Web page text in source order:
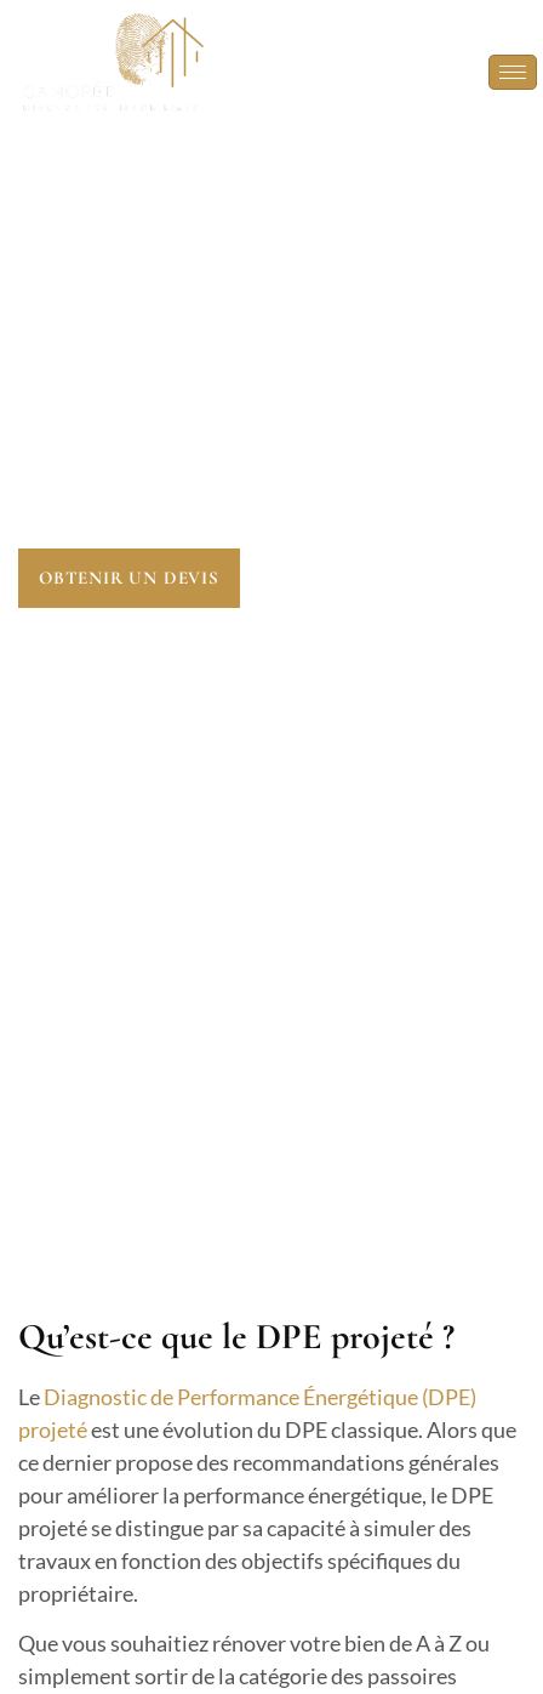
OBTENIR UN DEVIS
Qu’est-ce que le DPE projeté ?
LeDiagnostic de Performance Énergétique (DPE)
projetéest une évolution du DPE classique. Alors que
ce dernier propose des recommandations générales
pour améliorer la performance énergétique, le DPE
projeté se distingue par sa capacité à simuler des
travaux en fonction des objectifs spécifiques du
propriétaire.
Que vous souhaitiez rénover votre bien de A à Z ou
simplement sortir de la catégorie des passoires